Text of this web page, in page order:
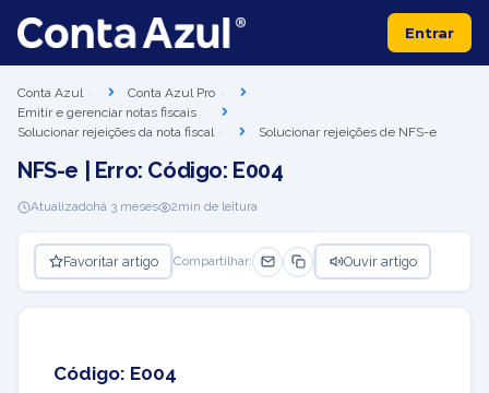
Entrar
Conta Azul
Conta Azul Pro
Emitir e gerenciar notas fiscais
Solucionar rejeições da nota fiscal
Solucionar rejeições de NFS-e
NFS-e | Erro: Código: E004
Atualizadohá 3 meses 2min de leitura
Favoritar artigo Compartilhar: Ouvir artigo
Código: E004